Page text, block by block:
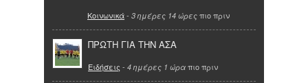
Κοινωνικά- 3 ημέρες 14 ώρες πιο πριν
ΠΡΩΤΗ ΓΙΑ ΤΗΝ ΑΣΑ
Ειδήσεις - 4 ημέρες 1 ώρα πιο πριν